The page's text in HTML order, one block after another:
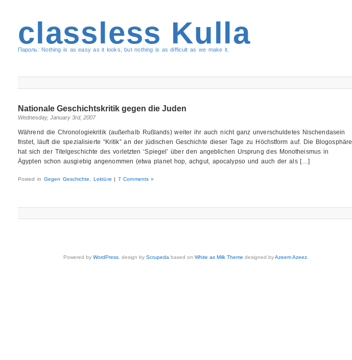
classless Kulla
Пароль: Nothing is as easy as it looks, but nothing is as difficult as we make it.
Nationale Geschichtskritik gegen die Juden
Wednesday, January 3rd, 2007
Während die Chronologiekritik (außerhalb Rußlands) weiter ihr auch nicht ganz unverschuldetes Nischendasein
fristet, läuft die spezialisierte “Kritik” an der jüdischen Geschichte dieser Tage zu Höchstform auf. Die Blogosphäre
hat sich der Titelgeschichte des vorletzten ‘Spiegel’ über den angeblichen Ursprung des Monotheismus in
Ägypten schon ausgiebig angenommen (etwa planet hop, achgut, apocalypso und auch der als […]
Posted in Gegen Geschichte ,Lektüre | 7 Comments »
Powered byWordPress , design byScrupeda based onWhite as Milk Theme designed byAzeem Azeez